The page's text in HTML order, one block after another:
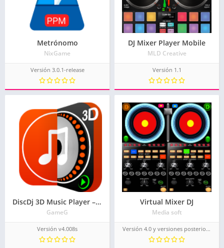
Metrónomo
NixGame
Versión 3.0.1-release
DJ Mixer Player Mobile
MLD Creative
Versión 1.1
DiscDj 3D Music Player – 3D Dj Music Mixer Studio
GameG
Versión v4.008s
Virtual Mixer DJ
Media soft
Versión 4.0 y versiones posteriores